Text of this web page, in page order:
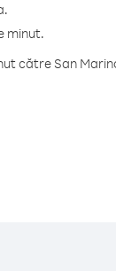
minut.
către San